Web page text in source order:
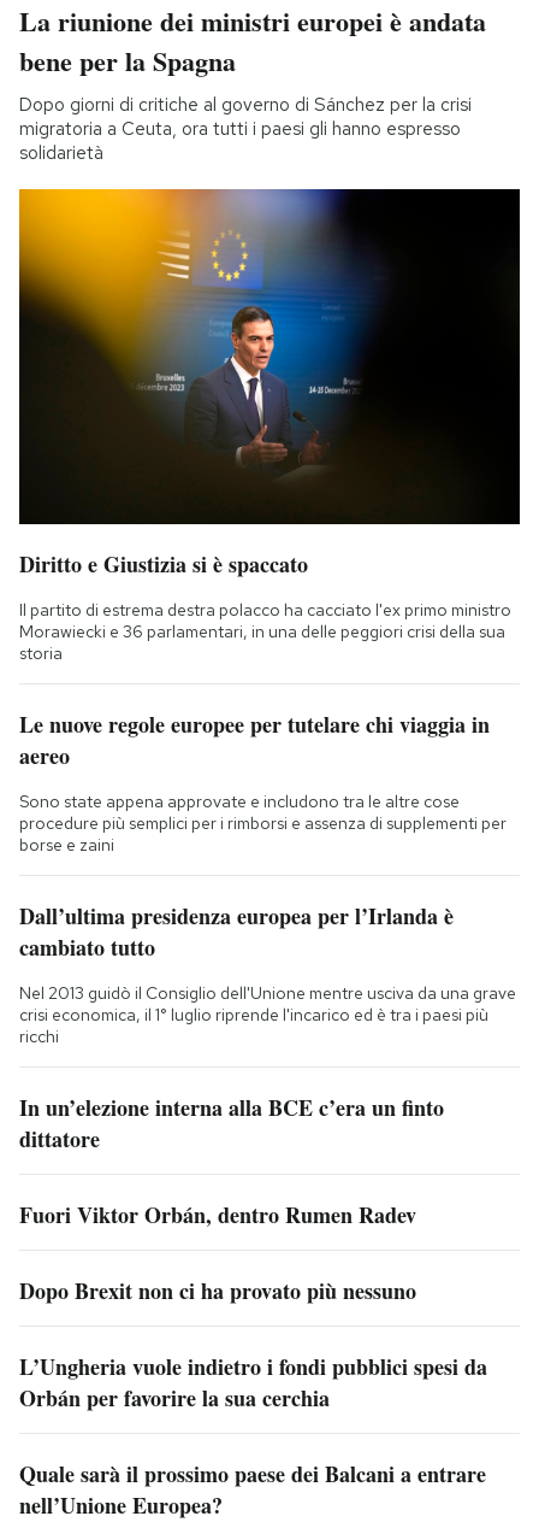
La riunione dei ministri europei è andata
bene per la Spagna
Dopo giorni di critiche al governo di Sánchez per la crisi
migratoria a Ceuta, ora tutti i paesi gli hanno espresso
solidarietà
Diritto e Giustizia si è spaccato
Il partito di estrema destra polacco ha cacciato l'ex primo ministro
Morawiecki e 36 parlamentari, in una delle peggiori crisi della sua
storia
Le nuove regole europee per tutelare chi viaggia in
aereo
Sono state appena approvate e includono tra le altre cose
procedure più semplici per i rimborsi e assenza di supplementi per
borse e zaini
Dall’ultima presidenza europea per l’Irlanda è
cambiato tutto
Nel 2013 guidò il Consiglio dell'Unione mentre usciva da una grave
crisi economica, il 1° luglio riprende l'incarico ed è tra i paesi più
ricchi
In un’elezione interna alla BCE c’era un finto
dittatore
Fuori Viktor Orbán, dentro Rumen Radev
Dopo Brexit non ci ha provato più nessuno
L’Ungheria vuole indietro i fondi pubblici spesi da
Orbán per favorire la sua cerchia
Quale sarà il prossimo paese dei Balcani a entrare
nell’Unione Europea?